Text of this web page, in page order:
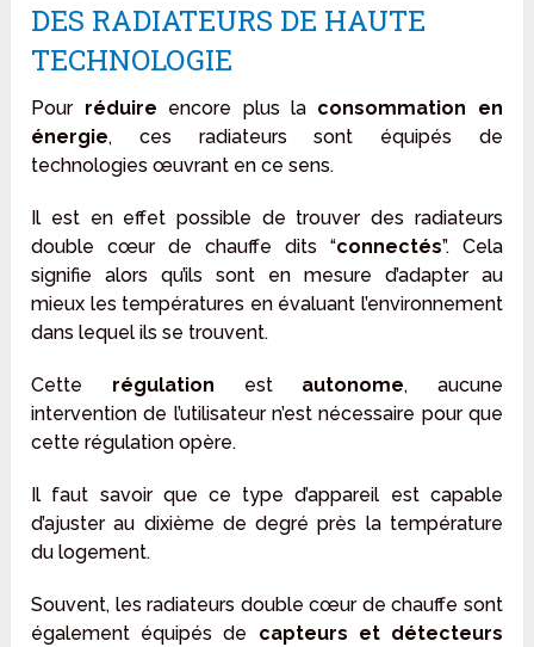
DES RADIATEURS DE HAUTE
TECHNOLOGIE
Pour réduire encore plus la consommation en
énergie, ces radiateurs sont équipés de
technologies œuvrant en ce sens.
Il est en effet possible de trouver des radiateurs
double cœur de chauffe dits “connectés”. Cela
signifie alors qu’ils sont en mesure d’adapter au
mieux les températures en évaluant l’environnement
dans lequel ils se trouvent.
Cette régulation est autonome, aucune
intervention de l’utilisateur n’est nécessaire pour que
cette régulation opère.
Il faut savoir que ce type d’appareil est capable
d’ajuster au dixième de degré près la température
du logement.
Souvent, les radiateurs double cœur de chauffe sont
également équipés de capteurs et détecteurs